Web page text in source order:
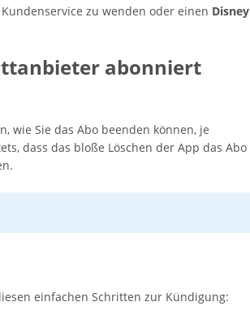
zu wenden oder einen Disney
abonniert
wie Sie das Abo beenden können, je
dass das bloße Löschen der App das Abo
einfachen Schritten zur Kündigung: